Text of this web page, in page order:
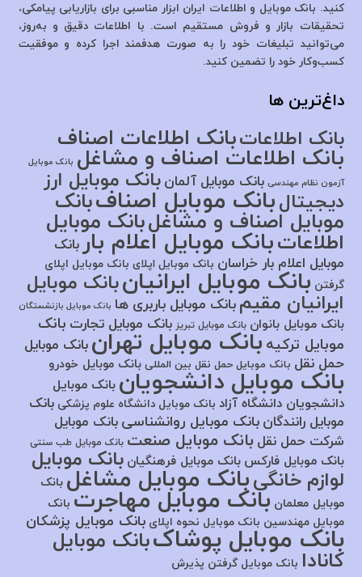
کنید. بانک موبایل و اطلاعات ایران ابزار مناسبی برای بازاریابی پیامکی،
تحقیقات بازار و فروش مستقیم است. با اطلاعات دقیق و به‌روز،
می‌توانید تبلیغات خود را به صورت هدفمند اجرا کرده و موفقیت
کسب‌وکار خود را تضمین کنید.
داغ‌ترین ها
بانک اطلاعاتبانک اطلاعات اصناف
بانک اطلاعات اصناف و مشاغل بانک موبایل
آزمون نظام مهندسی بانک موبایل آلمان بانک موبایل ارز
دیجیتالبانک موبایل اصنافبانک
موبایل اصناف و مشاغلبانک موبایل
اطلاعاتبانک موبایل اعلام باربانک
موبایل اعلام بار خراسان بانک موبایل اپلای بانک موبایل اپلای
گرفتن بانک موبایل ایرانیانبانک موبایل
ایرانیان مقیم بانک موبایل باربری ها بانک موبایل بازنشستگان
بانک موبایل بانوان بانک موبایل تبریز بانک موبایل تجارت بانک
موبایل ترکیه بانک موبایل تهران بانک موبایل
حمل نقل بانک موبایل حمل نقل بین المللی بانک موبایل خودرو
بانک موبایل دانشجویان بانک موبایل
دانشجویان دانشگاه آزاد بانک موبایل دانشگاه علوم پزشکی بانک
موبایل رانندگان بانک موبایل روانشناسی بانک موبایل
شرکت حمل نقل بانک موبایل صنعت بانک موبایل طب سنتی
بانک موبایل فارکس بانک موبایل فرهنگیان بانک موبایل
لوازم خانگیبانک موبایل مشاغلبانک
موبایل معلمان بانک موبایل مهاجرت بانک
موبایل مهندسین بانک موبایل نحوه اپلای بانک موبایل پزشکان
بانک موبایل پوشاکبانک موبایل
کانادا بانک موبایل گرفتن پذیرش